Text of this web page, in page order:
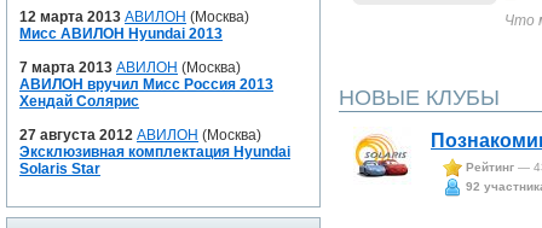
12 марта 2013 АВИЛОН (Москва)
Мисс АВИЛОН Hyundai 2013
7 марта 2013 АВИЛОН (Москва)
АВИЛОН вручил Мисс Россия 2013
Хендай Солярис
27 августа 2012 АВИЛОН (Москва)
Эксклюзивная комплектация Hyundai
Solaris Star
Что
НОВЫЕ КЛУБЫ
Рейтинг —
92